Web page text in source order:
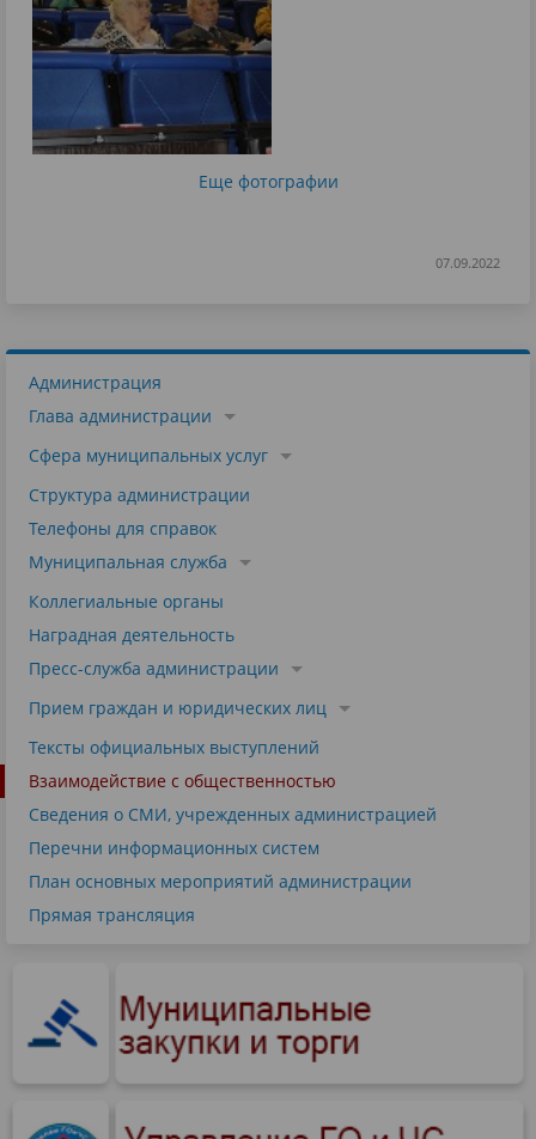
Еще фотографии
07.09.2022
Администрация
Глава администрации
Сфера муниципальных услуг
Структура администрации
Телефоны для справок
Муниципальная служба
Коллегиальные органы
Наградная деятельность
Пресс-служба администрации
Прием граждан и юридических лиц
Тексты официальных выступлений
Взаимодействие с общественностью
Сведения о СМИ, учрежденных администрацией
Перечни информационных систем
План основных мероприятий администрации
Прямая трансляция